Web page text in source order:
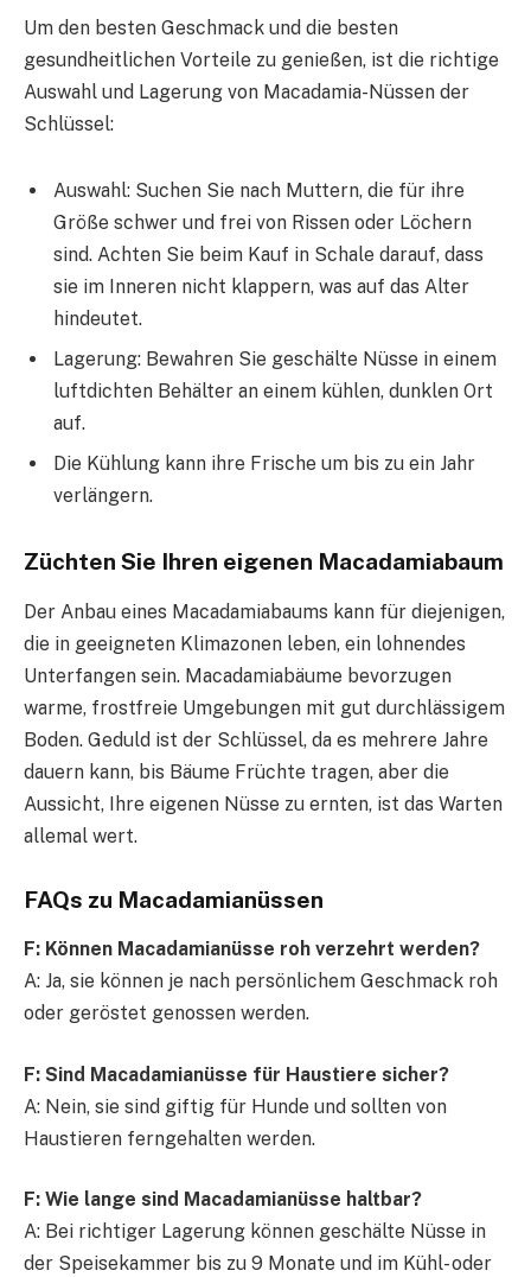
Um den besten Geschmack und die besten
gesundheitlichen Vorteile zu genießen, ist die richtige
Auswahl und Lagerung von Macadamia-Nüssen der
Schlüssel:
Auswahl: Suchen Sie nach Muttern, die für ihre
Größe schwer und frei von Rissen oder Löchern
sind. Achten Sie beim Kauf in Schale darauf, dass
sie im Inneren nicht klappern, was auf das Alter
hindeutet.
Lagerung: Bewahren Sie geschälte Nüsse in einem
luftdichten Behälter an einem kühlen, dunklen Ort
auf.
Die Kühlung kann ihre Frische um bis zu ein Jahr
verlängern.
Züchten Sie Ihren eigenen Macadamiabaum
Der Anbau eines Macadamiabaums kann für diejenigen,
die in geeigneten Klimazonen leben, ein lohnendes
Unterfangen sein. Macadamiabäume bevorzugen
warme, frostfreie Umgebungen mit gut durchlässigem
Boden. Geduld ist der Schlüssel, da es mehrere Jahre
dauern kann, bis Bäume Früchte tragen, aber die
Aussicht, Ihre eigenen Nüsse zu ernten, ist das Warten
allemal wert.
FAQs zu Macadamianüssen
F: Können Macadamianüsse roh verzehrt werden?
A: Ja, sie können je nach persönlichem Geschmack roh
oder geröstet genossen werden.
F: Sind Macadamianüsse für Haustiere sicher?
A: Nein, sie sind giftig für Hunde und sollten von
Haustieren ferngehalten werden.
F: Wie lange sind Macadamianüsse haltbar?
A: Bei richtiger Lagerung können geschälte Nüsse in
der Speisekammer bis zu 9 Monate und im Kühl- oder